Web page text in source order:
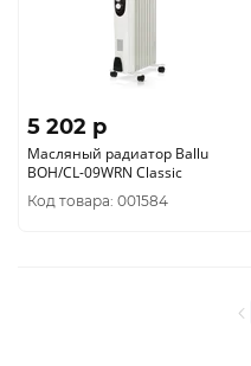
5 202 p
Масляный радиатор Ballu
BOH/CL-09WRN Classic
Код товара: 001584